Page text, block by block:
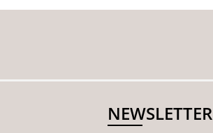
NEWSLETTER